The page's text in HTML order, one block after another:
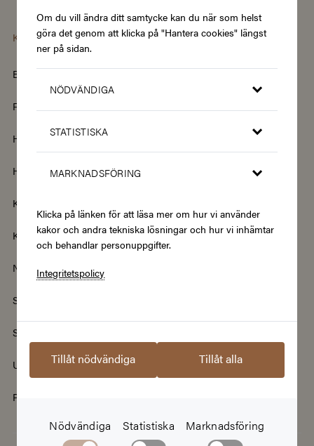
Om du vill ändra ditt samtycke kan du när som helst
göra det genom att klicka på "Hantera cookies" längst
ner på sidan.
NÖDVÄNDIGA
STATISTISKA
MARKNADSFÖRING
Klicka på länken för att läsa mer om hur vi använder
kakor och andra tekniska lösningar och hur vi inhämtar
och behandlar personuppgifter.
Integritetspolicy
Tillåt nödvändiga Tillåt alla
Nödvändiga Statistiska Marknadsföring
Kategorier
Barn & Baby Böcker & Magasin
Fordon & Transport
Hem & Trädgård
Hotell & Resor Hållbarhet & Second Hand
Kläder & Accessoarer
Kurser Mat & Dryck
Nyheter
Skönhet & Hälsa
Sport & Fritid
Upplevelser Välgörenhet
Populära presentkort